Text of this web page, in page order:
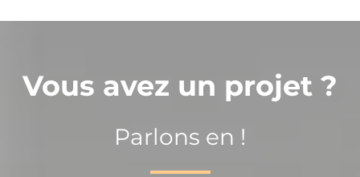
Vous avez un projet ?
Parlons en !